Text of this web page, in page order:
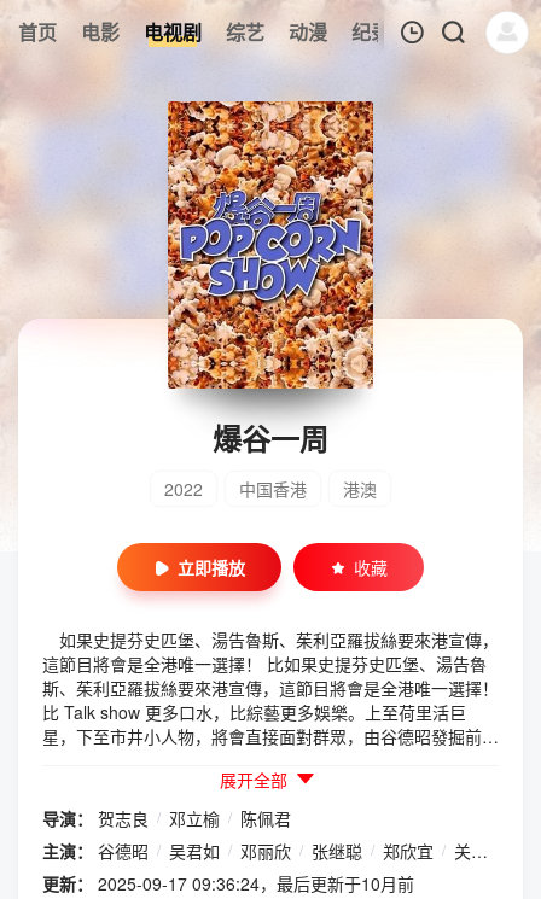
首页 电影 电视剧 综艺 动漫 纪录片 午夜剧场
暂无观看影片的记录
爆谷一周
2022 中国香港 港澳
立即播放 收藏
如果史提芬史匹堡、湯告魯斯、茱利亞羅拔絲要來港宣傳，
這節目將會是全港唯一選擇！ 比如果史提芬史匹堡、湯告魯
斯、茱利亞羅拔絲要來港宣傳，這節目將會是全港唯一選擇！
比 Talk show 更多口水，比綜藝更多娛樂。上至荷里活巨
星，下至市井小人物，將會直接面對群眾，由谷德昭發掘前所
展开全部
导演：
贺志良 / 邓立榆 / 陈佩君
主演：
谷德昭 / 吴君如 / 邓丽欣 / 张继聪 / 郑欣宜 / 关锦鹏
更新：
2025-09-17 09:36:24，最后更新于10月前